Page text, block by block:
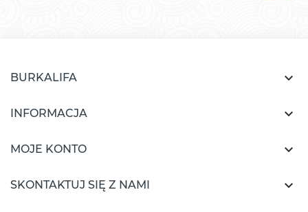
BURKALIFA 
INFORMACJA 
MOJE KONTO 
SKONTAKTUJ SIĘ Z NAMI 